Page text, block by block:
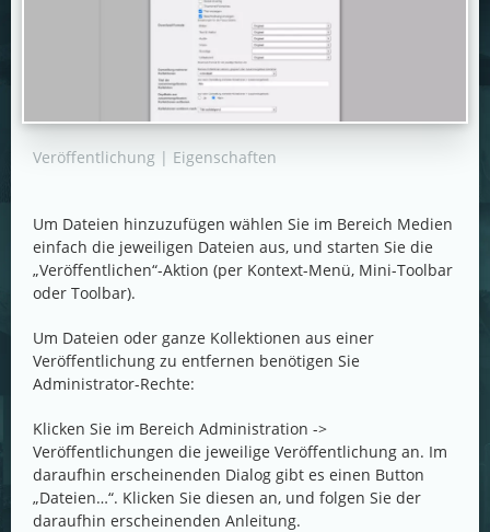
Veröffentlichung | Eigenschaften
Um Dateien hinzuzufügen wählen Sie im Bereich Medien
einfach die jeweiligen Dateien aus, und starten Sie die
„Veröffentlichen“-Aktion (per Kontext-Menü, Mini-Toolbar
oder Toolbar).
Um Dateien oder ganze Kollektionen aus einer
Veröffentlichung zu entfernen benötigen Sie
Administrator-Rechte:
Klicken Sie im Bereich Administration ->
Veröffentlichungen die jeweilige Veröffentlichung an. Im
daraufhin erscheinenden Dialog gibt es einen Button
„Dateien…“. Klicken Sie diesen an, und folgen Sie der
daraufhin erscheinenden Anleitung.